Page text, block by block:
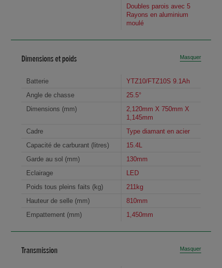
Doubles parois avec 5
Rayons en aluminium
moulé
Dimensions et poids Masquer
Batterie
YTZ10/FTZ10S 9.1Ah
Angle de chasse
25.5°
Dimensions (mm)
2,120mm X 750mm X
1,145mm
Cadre
Type diamant en acier
Capacité de carburant (litres)
15.4L
Garde au sol (mm)
130mm
Eclairage
LED
Poids tous pleins faits (kg)
211kg
Hauteur de selle (mm)
810mm
Empattement (mm)
1,450mm
Transmission Masquer